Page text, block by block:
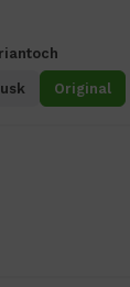
Original